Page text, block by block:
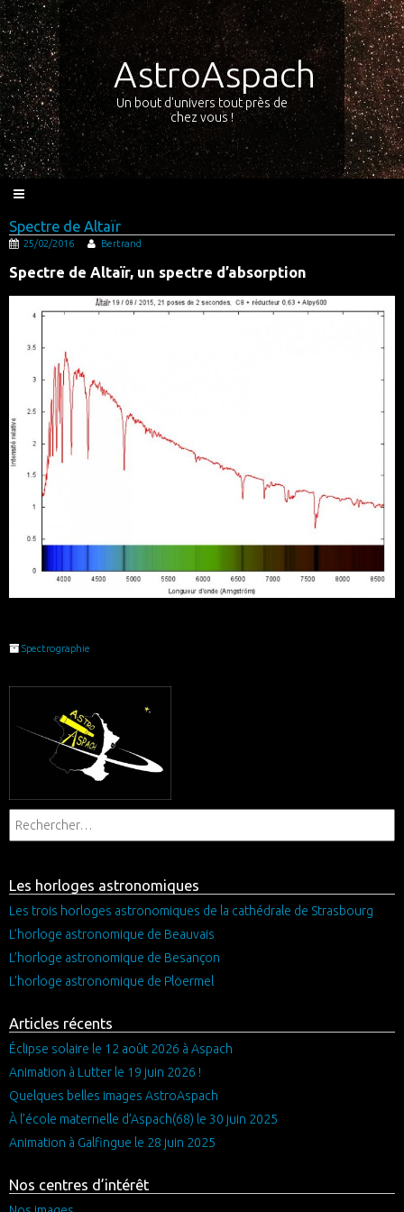
AstroAspach
Un bout d'univers tout près de
chez vous !
Spectre de Altaïr
25/02/2016 Bertrand
Spectre de Altaïr, un spectre d’absorption
Spectrographie
Les horloges astronomiques
Les trois horloges astronomiques de la cathédrale de Strasbourg
L’horloge astronomique de Beauvais
L’horloge astronomique de Besançon
L’horloge astronomique de Plöermel
Articles récents
Éclipse solaire le 12 août 2026 à Aspach
Animation à Lutter le 19 juin 2026 !
Quelques belles images AstroAspach
À l’école maternelle d’Aspach(68) le 30 juin 2025
Animation à Galfingue le 28 juin 2025
Nos centres d’intérêt